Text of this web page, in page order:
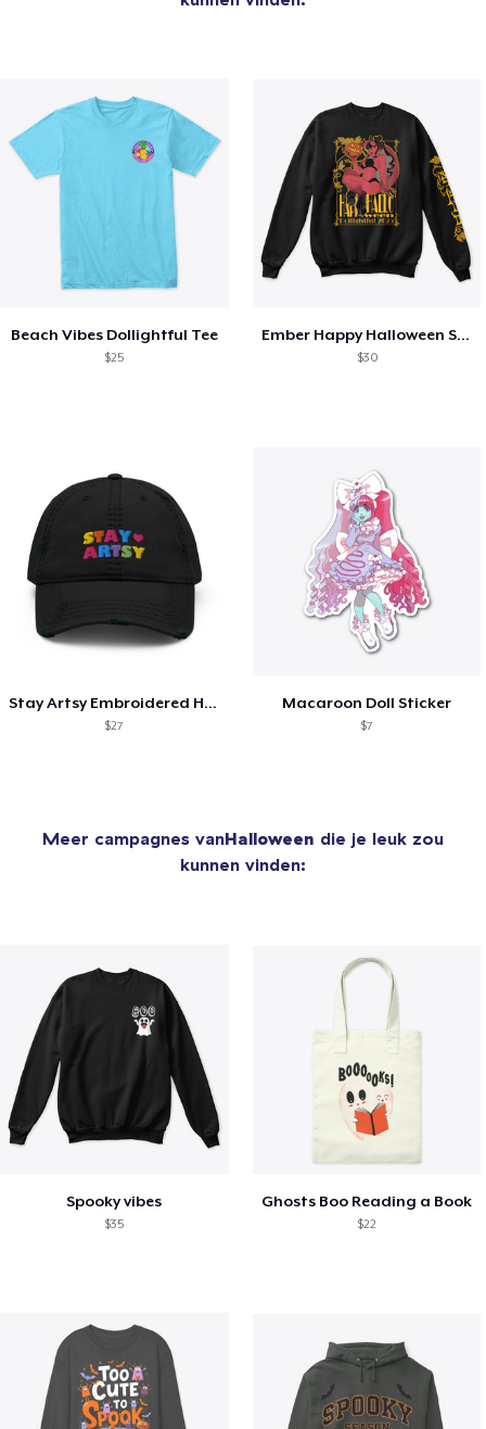
Beach Vibes Dollightful Tee
$25
Ember Happy Halloween Sweatshirt
$30
Stay Artsy Embroidered Hat
$27
Macaroon Doll Sticker
$7
Meer campagnes vanHalloween die je leuk zou
kunnen vinden:
Spooky vibes
$35
Ghosts Boo Reading a Book
$22